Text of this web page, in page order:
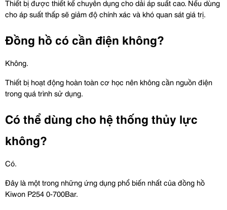
Thiết bị được thiết kế chuyên dụng cho dải áp suất cao. Nếu dùng
cho áp suất thấp sẽ giảm độ chính xác và khó quan sát giá trị.
Đồng hồ có cần điện không?
Không.
Thiết bị hoạt động hoàn toàn cơ học nên không cần nguồn điện
trong quá trình sử dụng.
Có thể dùng cho hệ thống thủy lực
không?
Có.
Đây là một trong những ứng dụng phổ biến nhất của đồng hồ
Kiwon P254 0-700Bar.